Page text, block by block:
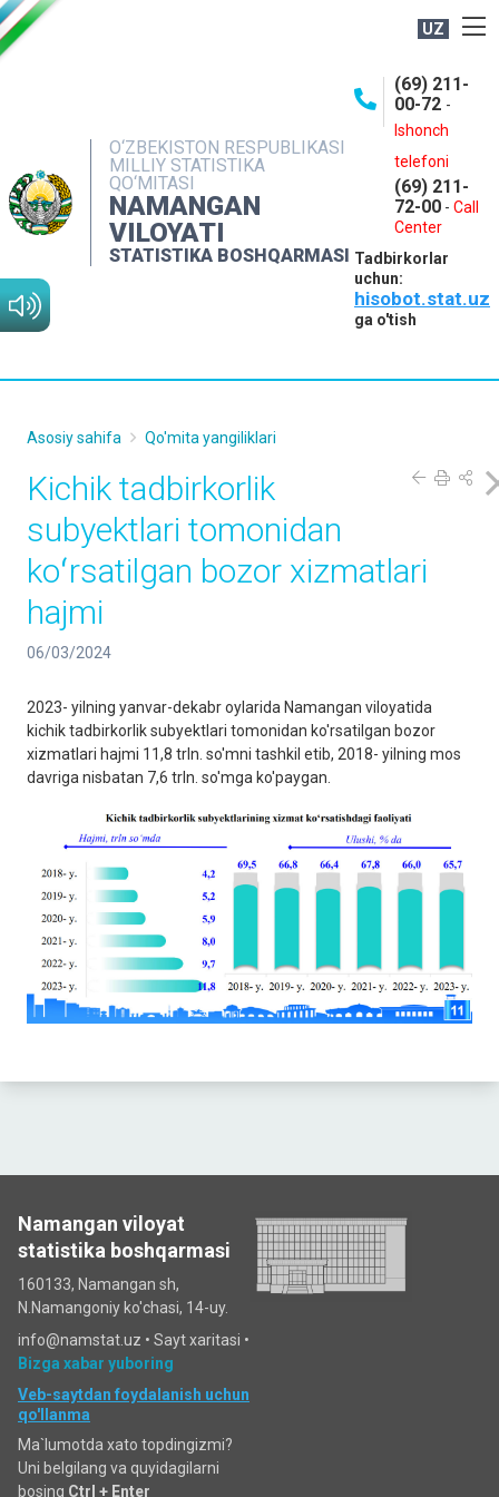
UZ
O‘ZBEKISTON RESPUBLIKASI
MILLIY STATISTIKA
QO‘MITASI
NAMANGAN
VILOYATI
STATISTIKA BOSHQARMASI
(69) 211-
00-72 -
Ishonch
telefoni
(69) 211-
72-00 - Call
Center
Tadbirkorlar
uchun:
hisobot.stat.uz
ga o'tish
NASHRLAR
INTERAKTIV XIZMATLAR
MATBUOT XIZMATI
MUROJAATLAR
Asosiy sahifa Qo'mita yangiliklari
Kichik tadbirkorlik
subyektlari tomonidan
koʻrsatilgan bozor xizmatlari
hajmi
06/03/2024
2023- yilning yanvar-dekabr oylarida Namangan viloyatida
kichik tadbirkorlik subyektlari tomonidan ko'rsatilgan bozor
xizmatlari hajmi 11,8 trln. so'mni tashkil etib, 2018- yilning mos
davriga nisbatan 7,6 trln. so'mga ko'paygan.
Namangan viloyat
statistika boshqarmasi
160133, Namangan sh,
N.Namangoniy ko'chasi, 14-uy.
info@namstat.uz • Sayt xaritasi •
Bizga xabar yuboring
Veb-saytdan foydalanish uchun
qo'llanma
Ma`lumotda xato topdingizmi?
Uni belgilang va quyidagilarni
bosing Ctrl + Enter